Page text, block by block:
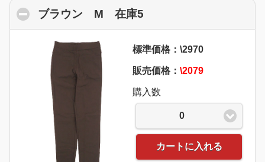
ブラウン M 在庫5
標準価格：\2970
販売価格： \2079
購入数
0
カートに入れる